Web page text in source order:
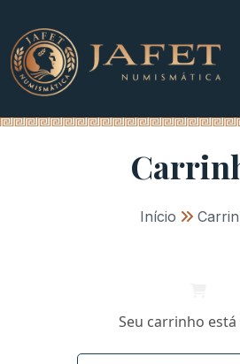
Início »
Seu carrinho está